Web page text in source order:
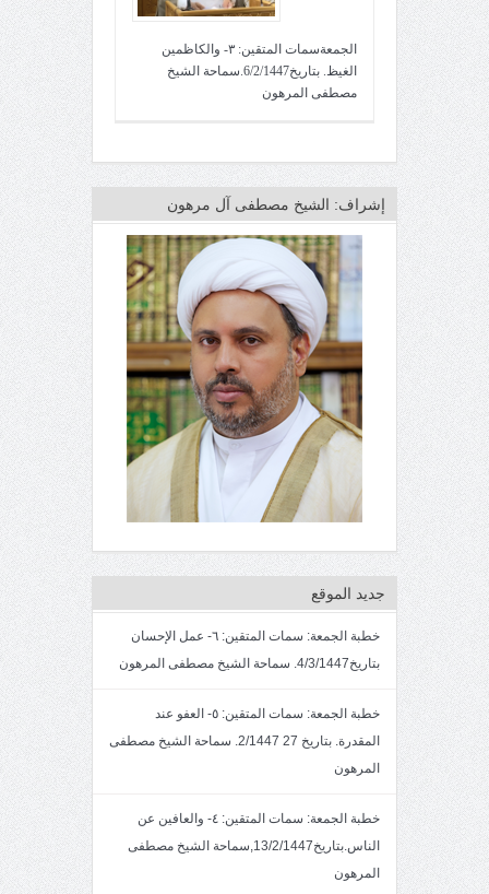
الجمعةسمات المتقين: ٣- والكاظمين
الغيظ. بتاريخ6/2/1447.سماحة الشيخ
مصطفى المرهون
إشراف: الشيخ مصطفى آل مرهون
جديد الموقع
خطبة الجمعة: سمات المتقين: ٦- عمل الإحسان
بتاريخ4/3/1447. سماحة الشيخ مصطفى المرهون
خطبة الجمعة: سمات المتقين: ٥- العفو عند
المقدرة. بتاريخ 27 2/1447. سماحة الشيخ مصطفى
المرهون
خطبة الجمعة: سمات المتقين: ٤- والعافين عن
الناس.بتاريخ13/2/1447,سماحة الشيخ مصطفى
المرهون